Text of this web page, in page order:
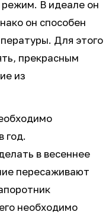
В идеале он
он способен
Для этого
прекрасным
из
год.
в весеннее
пересаживают
необходимо